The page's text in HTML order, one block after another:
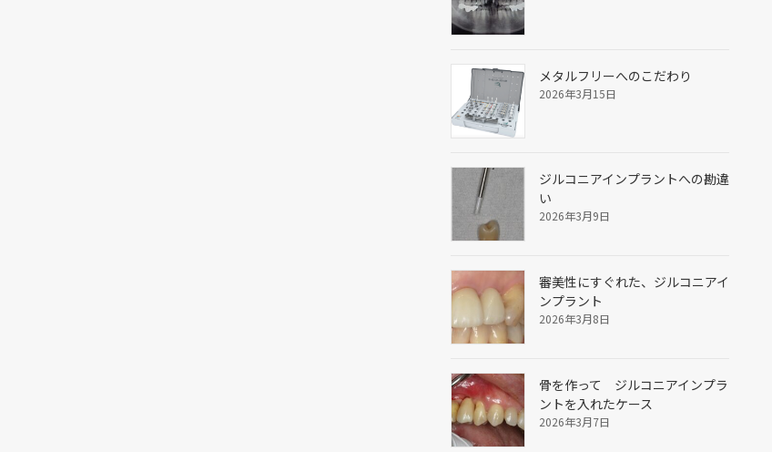
メタルフリーへのこだわり
2026年3月15日
ジルコニアインプラントへの勘違
い
2026年3月9日
審美性にすぐれた、ジルコニアイ
ンプラント
2026年3月8日
骨を作って ジルコニアインプラ
ントを入れたケース
2026年3月7日